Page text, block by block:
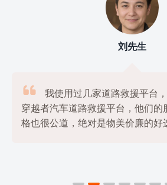
刘先生

我使用过几家道路救援平台
穿越者汽车道路救援平台，他们的
格也很公道，绝对是物美价廉的好